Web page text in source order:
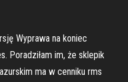
Wyprawa na koniec
Poradziłam im, że sklepik
ma w cenniku rms